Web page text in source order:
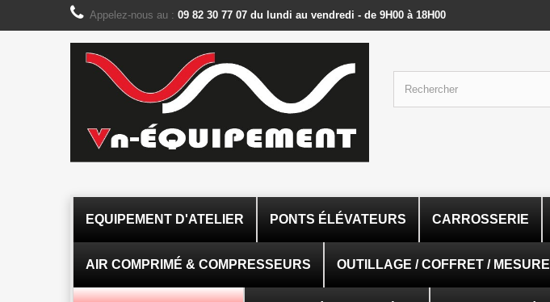
Panneau de gestion des cookies
Appelez-nous au : 09 82 30 77 07 du lundi au vendredi - de 9H00 à 18H00
EQUIPEMENT D'ATELIER PONTS ÉLÉVATEURS CARROSSERIE
AIR COMPRIMÉ & COMPRESSEURS OUTILLAGE / COFFRET / MESURE